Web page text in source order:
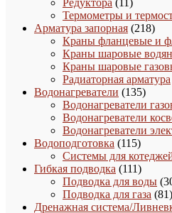
Редуктора 11
товаров
Термометры и
Арматура запорная 218218
Краны фланцевые и
Краны шаровые
Краны шаровые
Радиаторная арматура
Водонагреватели 135135
Водонагреватели
Водонагреватели
Водонагреватели
Водоподготовка 115115
Системы для
Гибкая подводка 111111
Подводка для воды
Подводка для газа 81
Дренажная система/